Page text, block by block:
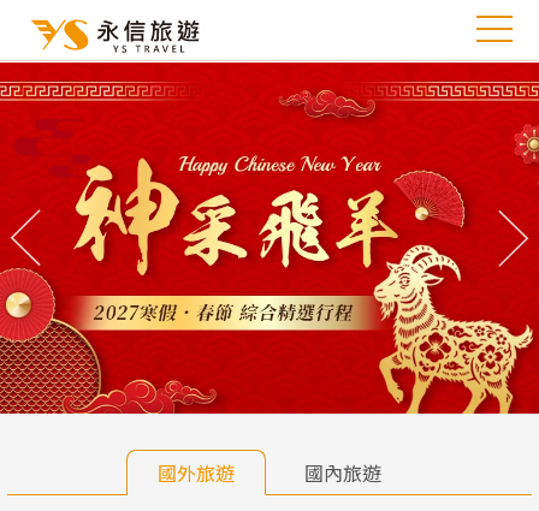
往前 往
國外旅遊 國內旅遊